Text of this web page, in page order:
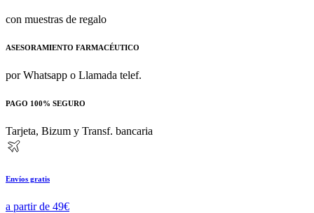
con muestras de regalo
ASESORAMIENTO FARMACÉUTICO
por Whatsapp o Llamada telef.
PAGO 100% SEGURO
Tarjeta, Bizum y Transf. bancaria
Envíos gratis
a partir de 49€